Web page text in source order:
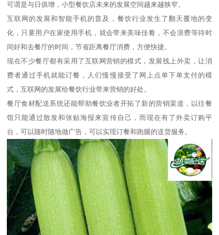
可谓是与日俱增，小型餐饮店未来的发展空间越来越狭窄。
互联网的发展和智能手机的普及，餐饮行业发生了翻天覆地的变
化，只要用户在家使用手机，就会带来美味佳肴，不会浪费等待时
间好和去餐厅的时间，节省距离餐厅消费，方便快捷。
现在不少餐厅都有采用了互联网营销的模式，发展线上外卖，让消
费者通过手机就能订餐，人们慢慢接受了网上点单下单支付的模
式，互联网的发展给餐饮行业带来营销的好处。
餐厅食材配送系统还能帮助餐饮业者开拓了新的营销渠道，以往餐
馆只能通过散发和张贴海报来宣传自己，而现在有了外卖订购平
台，可以随时随地做广告，可以实现订餐和跑腿的送货服务。